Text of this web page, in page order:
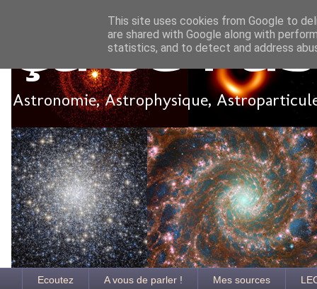
Ça se
Astronomie, Astrophysique,
Ecoutez A vous de parler ! Mes sources
This site uses cookies from Google to
are shared with Google along with
statistics, and to detect and address